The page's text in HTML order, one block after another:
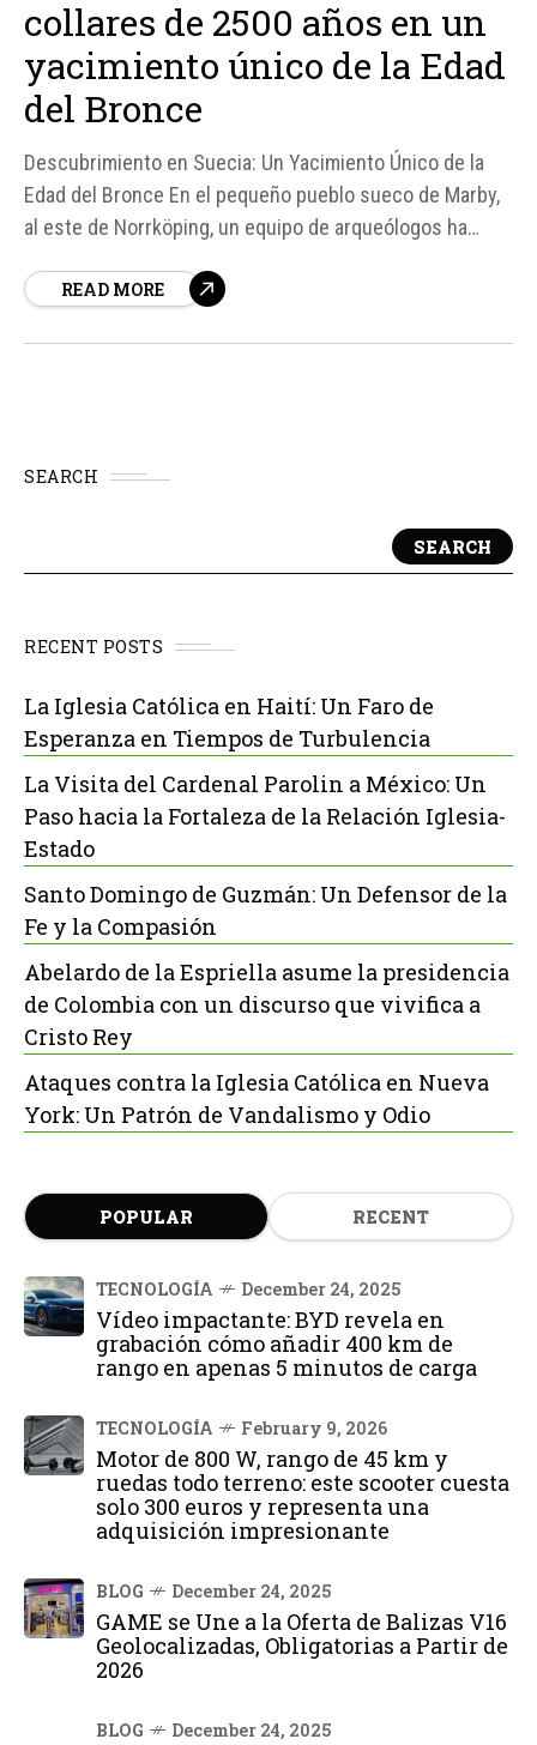
collares de 2500 años en un
yacimiento único de la Edad
del Bronce
Descubrimiento en Suecia: Un Yacimiento Único de la
Edad del Bronce En el pequeño pueblo sueco de Marby,
al este de Norrköping, un equipo de arqueólogos ha
trabajos previos a la construcción de viviendas. El
READ MORE
SEARCH
SEARCH
RECENT POSTS
La Iglesia Católica en Haití: Un Faro de
Esperanza en Tiempos de Turbulencia
La Visita del Cardenal Parolin a México: Un
Paso hacia la Fortaleza de la Relación Iglesia-
Estado
Santo Domingo de Guzmán: Un Defensor de la
Fe y la Compasión
Abelardo de la Espriella asume la presidencia
de Colombia con un discurso que vivifica a
Cristo Rey
Ataques contra la Iglesia Católica en Nueva
York: Un Patrón de Vandalismo y Odio
POPULAR RECENT
TECNOLOGÍA December 24, 2025
Vídeo impactante: BYD revela en
grabación cómo añadir 400 km de
rango en apenas 5 minutos de carga
TECNOLOGÍA February 9, 2026
Motor de 800 W, rango de 45 km y
ruedas todo terreno: este scooter cuesta
solo 300 euros y representa una
adquisición impresionante
BLOG December 24, 2025
GAME se Une a la Oferta de Balizas V16
Geolocalizadas, Obligatorias a Partir de
2026
BLOG December 24, 2025